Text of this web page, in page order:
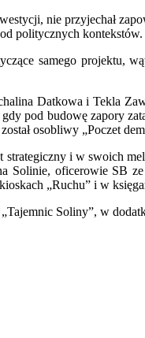
nie przyjechał
politycznych kontekstów.
samego projektu,
Datkowa i Tekla
pod budowę zapory
osobliwy „Poczet
i w swoich
Solinie, oficerowie SB
„Ruchu” i w
Soliny”, w